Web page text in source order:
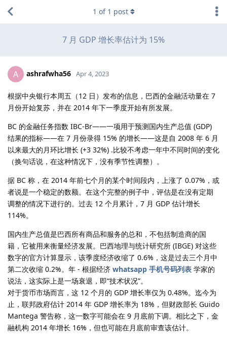
7 月 GDP 增长率估计为 15%
1 of 1 post
A ashrafwha56 Apr 4, 2023
根据中央银行本周五（12 日）发布的信息，巴西的金融活动量在 7
月份开始复苏，并在 2014 年下一季度开始有所发展。
BC 的金融任务指数 IBC-Br——一项用于预测国内生产总值 (GDP)
结果的指标——在 7 月份录得 15% 的增长——这是自 2008 年 6 月
以来最大的月环比增长 (+3 32%) .比较不考虑一年中不同时间的变化
（换句话说，在这种情况下，没有季节性调整）。
据 BC 称，在 2014 年前七个月的某个时间段内，上涨了 0.07%，或
者说是一个稳定的数额。在这个完整的例子中，评估是在没有定期
调整的情况下进行的。过去 12 个月累计，7 月 GDP 估计增长
114%。
国内生产总值是巴西所有商品和服务的总和，不包括制造商的国
籍，它被用来衡量经济发展。巴西地理与统计研究所 (IBGE) 对这些
数字的官方计算显示，该季度经济收缩了 0.6%，这是过去三个月中
第二次收缩 0.2%。年 - 根据经济 whatsapp 手机号码列表 学家的
说法，这实际上是一场衰退，即“技术状况”。
对于货币市场而言，这 12 个月的 GDP 增长率仅为 0.48%。迄今为
止，联邦政府估计 2014 年 GDP 增长率为 18%，但财政部长 Guido
Mantega 警告称，这一数字可能会在 9 月底前下调。相比之下，金
融机构 2014 年增长 16%，但也可能在月底前审查该估计。